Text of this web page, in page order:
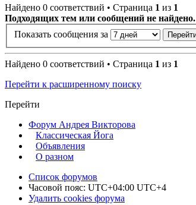
Найдено 0 соответствий • Страница 1 из 1
Подходящих тем или сообщений не найдено.
Показать сообщения за
Найдено 0 соответствий • Страница 1 из 1
Перейти к расширенному поиску
Перейти
Форум Андрея Викторова
Классическая Йога
Объявления
О разном
Список форумов
Часовой пояс: UTC+04:00 UTC+4
Удалить cookies форума